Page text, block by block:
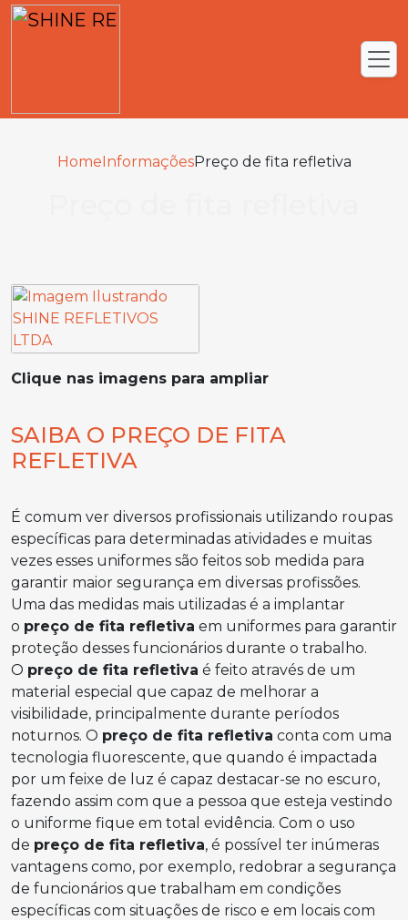
HomeInformaçõesPreço de fita refletiva
Clique nas imagens para ampliar
SAIBA O PREÇO DE FITA
REFLETIVA
É comum ver diversos profissionais utilizando roupas
específicas para determinadas atividades e muitas
vezes esses uniformes são feitos sob medida para
garantir maior segurança em diversas profissões.
Uma das medidas mais utilizadas é a implantar
o preço de fita refletiva em uniformes para garantir
proteção desses funcionários durante o trabalho.
O preço de fita refletiva é feito através de um
material especial que capaz de melhorar a
visibilidade, principalmente durante períodos
noturnos. O preço de fita refletiva conta com uma
tecnologia fluorescente, que quando é impactada
por um feixe de luz é capaz destacar-se no escuro,
fazendo assim com que a pessoa que esteja vestindo
o uniforme fique em total evidência. Com o uso
de preço de fita refletiva, é possível ter inúmeras
vantagens como, por exemplo, redobrar a segurança
de funcionários que trabalham em condições
específicas com situações de risco e em locais com